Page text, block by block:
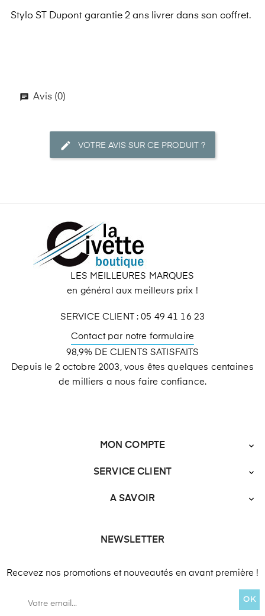
Stylo ST Dupont garantie 2 ans livrer dans son coffret.
Avis (0)
VOTRE AVIS SUR CE PRODUIT ?
LES MEILLEURES MARQUES
en général aux meilleurs prix !
SERVICE CLIENT : 05 49 41 16 23
Contact par notre formulaire
98,9% DE CLIENTS SATISFAITS
Depuis le 2 octobre 2003, vous êtes quelques centaines
de milliers a nous faire confiance.
MON COMPTE 
SERVICE CLIENT 
A SAVOIR 
NEWSLETTER
Recevez nos promotions et nouveautés en avant première !
OK